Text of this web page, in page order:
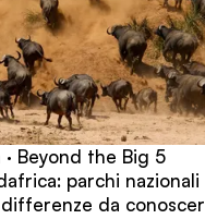
Beyond the Big 5
parchi
da